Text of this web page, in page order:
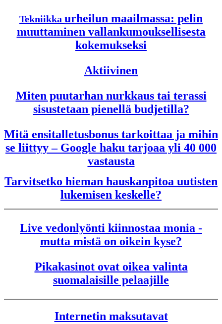
Tekniikka urheilun maailmassa: pelin
muuttaminen vallankumouksellisesta
kokemukseksi
Aktiivinen
Miten puutarhan nurkkaus tai terassi
sisustetaan pienellä budjetilla?
Mitä ensitalletusbonus tarkoittaa ja mihin
se liittyy – Google haku tarjoaa yli 40 000
vastausta
Tarvitsetko hieman hauskanpitoa uutisten
lukemisen keskelle?
Live vedonlyönti kiinnostaa monia -
mutta mistä on oikein kyse?
Pikakasinot ovat oikea valinta
suomalaisille pelaajille
Internetin maksutavat